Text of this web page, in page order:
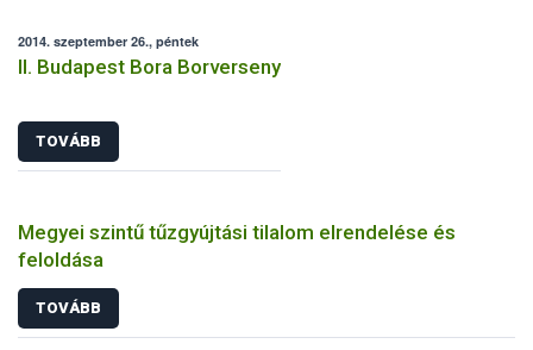
2014. szeptember 26., péntek
II. Budapest Bora Borverseny
TOVÁBB
Megyei szintű tűzgyújtási tilalom elrendelése és
feloldása
TOVÁBB